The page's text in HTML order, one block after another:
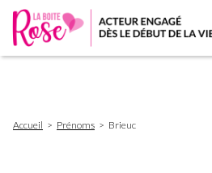
d'Ariane
Accueil Prénoms Brieuc